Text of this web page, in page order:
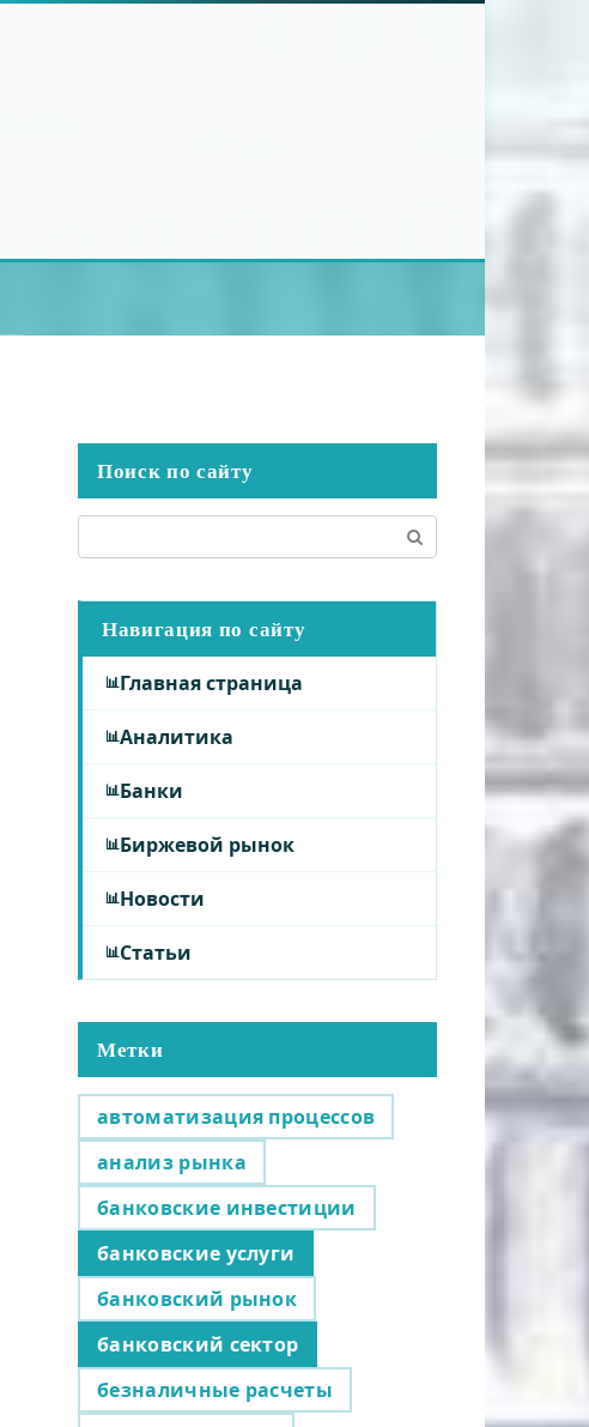
Поиск по сайту
Навигация по сайту
Главная страница
Аналитика
Банки
Биржевой рынок
Новости
Статьи
Метки
автоматизация процессов
анализ рынка
банковские инвестиции
банковские услуги
банковский рынок
банковский сектор
безналичные расчеты